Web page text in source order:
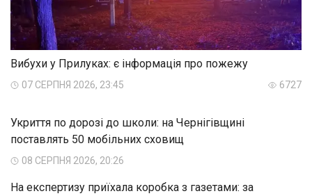
Вибухи у Прилуках: є інформація про пожежу
07 СЕРПНЯ 2026, 23:45 6727
Укриття по дорозі до школи: на Чернігівщині
поставлять 50 мобільних сховищ
08 СЕРПНЯ 2026, 20:26
На експертизу приїхала коробка з газетами: за